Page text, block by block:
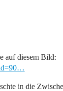
auf diesem Bild:
in die